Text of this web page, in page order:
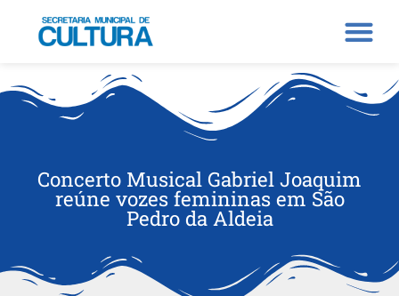
Concerto Musical Gabriel Joaquim
reúne vozes femininas em São
Pedro da Aldeia